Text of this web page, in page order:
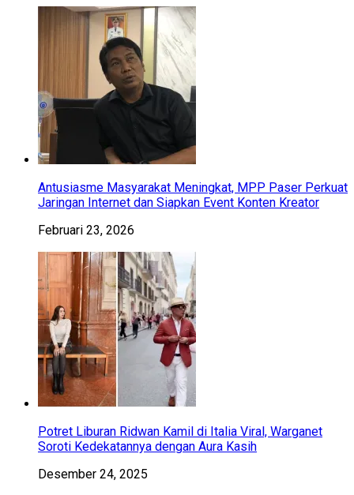
Antusiasme Masyarakat Meningkat, MPP Paser Perkuat
Jaringan Internet dan Siapkan Event Konten Kreator
Februari 23, 2026
Potret Liburan Ridwan Kamil di Italia Viral, Warganet
Soroti Kedekatannya dengan Aura Kasih
Desember 24, 2025